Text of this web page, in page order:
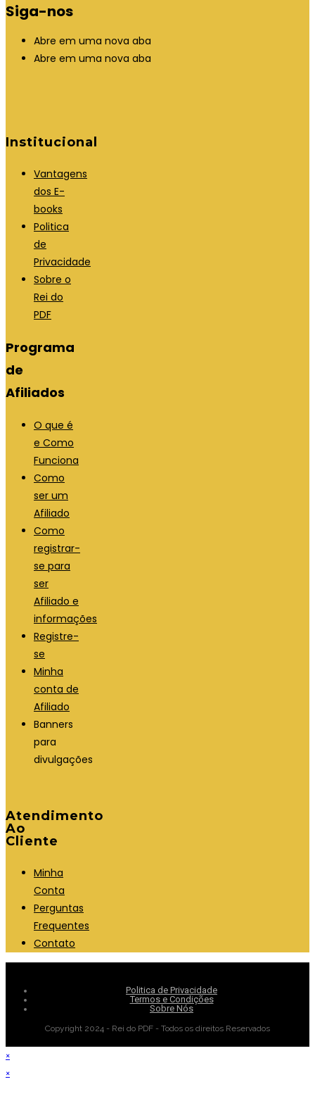
Siga-nos
Abre em uma nova aba
Abre em uma nova aba
Institucional
Vantagens
dos E-
books
Politica
de
Privacidade
Sobre o
Rei do
PDF
Programa
de
Afiliados
O que é
e Como
Funciona
Como
ser um
Afiliado
Como
registrar-
se para
ser
Afiliado e
informações
Registre-
se
Minha
conta de
Afiliado
Banners
para
divulgações
Atendimento
Ao
Cliente
Minha
Conta
Perguntas
Frequentes
Contato
Politica de Privacidade
Termos e Condições
Sobre Nós
Copyright 2024 - Rei do PDF - Todos os direitos Reservados
×
×